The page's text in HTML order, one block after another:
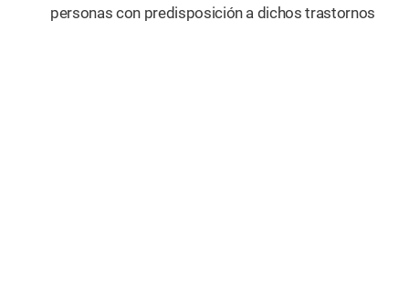
personas con predisposición a dichos trastornos